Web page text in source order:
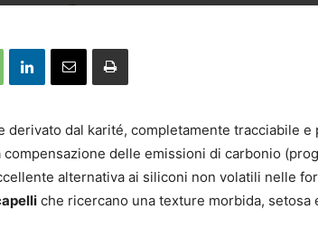
derivato dal karité, completamente tracciabile e
delle emissioni di carbonio
alternativa ai siliconi non volatili nelle
che ricercano una texture morbida, setosa